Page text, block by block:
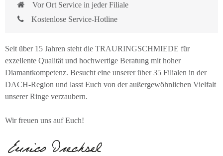
Vor Ort Service in jeder Filiale
Kostenlose Service-Hotline
Seit über 15 Jahren steht die TRAURINGSCHMIEDE für
exzellente Qualität und hochwertige Beratung mit hoher
Diamantkompetenz. Besucht eine unserer über 35 Filialen in der
DACH-Region und lasst Euch von der außergewöhnlichen Vielfalt
unserer Ringe verzaubern.
Wir freuen uns auf Euch!